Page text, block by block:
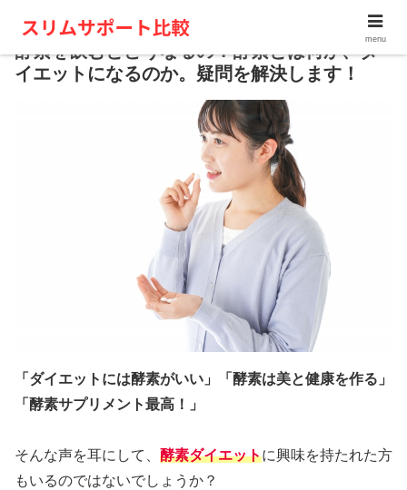
酵素を飲むとどうなるの？酵素とは何か、ダ
イエットになるのか。疑問を解決します！
「ダイエットには酵素がいい」「酵素は美と健康を作る」
「酵素サプリメント最高！」
そんな声を耳にして、 酵素ダイエットに興味を持たれた方
もいるのではないでしょうか？
menu